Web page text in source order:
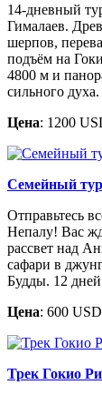
14-дневный
Гималаев.
шерпов,
подъём на
4800 м и
сильного духа.
Цена: 1200
Семейный
Отправьтесь
Непалу! Вас
рассвет над
сафари в
Будды. 12
Цена: 600 USD
Трек Гокио